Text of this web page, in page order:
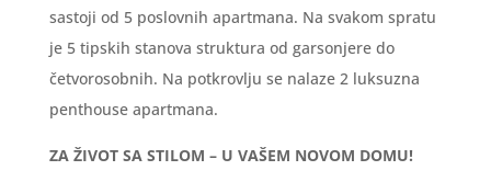
sastoji od 5 poslovnih apartmana. Na svakom spratu
je 5 tipskih stanova struktura od garsonjere do
četvorosobnih. Na potkrovlju se nalaze 2 luksuzna
penthouse apartmana.
ZA ŽIVOT SA STILOM – U VAŠEM NOVOM DOMU!